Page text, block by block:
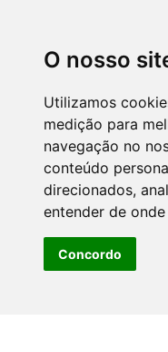
O nosso
Utilizamos
medição para
navegação no
conteúdo
direcionados,
entender de
Concordo